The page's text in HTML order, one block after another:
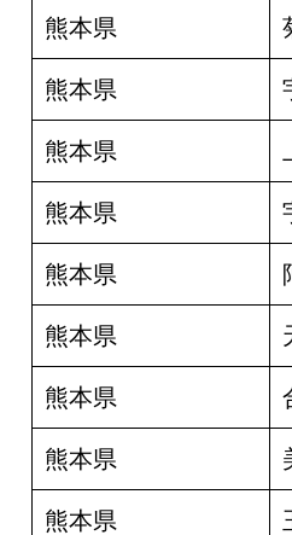
熊本県
熊本県
熊本県
熊本県
熊本県
熊本県
熊本県
熊本県
熊本県